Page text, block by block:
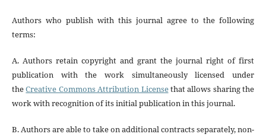
Authors who publish with this journal agree to the following
terms:
A. Authors retain copyright and grant the journal right of first
publication with the work simultaneously licensed under
theCreative Commons Attribution Licensethat allows sharing the
work with recognition of its initial publication in this journal.
B. Authors are able to take on additional contracts separately, non-